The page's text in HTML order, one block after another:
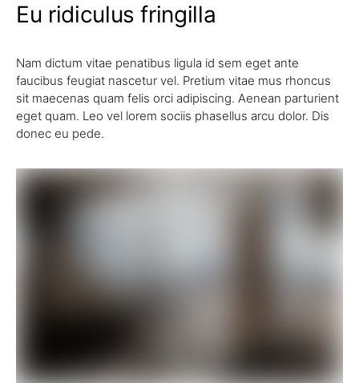
Eu ridiculus fringilla
Nam dictum vitae penatibus ligula id sem eget ante
faucibus feugiat nascetur vel. Pretium vitae mus rhoncus
sit maecenas quam felis orci adipiscing. Aenean parturient
eget quam. Leo vel lorem sociis phasellus arcu dolor. Dis
donec eu pede.